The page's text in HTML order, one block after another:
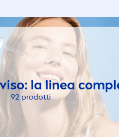
la linea
92 prodotti